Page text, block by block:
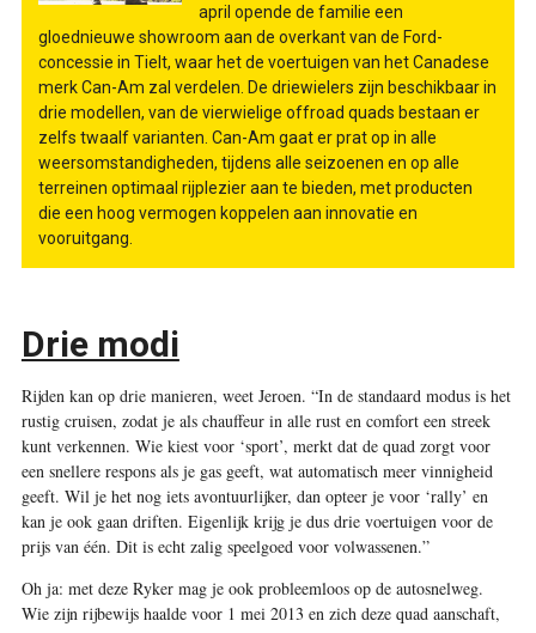
april opende de familie een
gloednieuwe showroom aan de overkant van de Ford-
concessie in Tielt, waar het de voertuigen van het Canadese
merk Can-Am zal verdelen. De driewielers zijn beschikbaar in
drie modellen, van de vierwielige offroad quads bestaan er
zelfs twaalf varianten. Can-Am gaat er prat op in alle
weersomstandigheden, tijdens alle seizoenen en op alle
terreinen optimaal rijplezier aan te bieden, met producten
die een hoog vermogen koppelen aan innovatie en
vooruitgang.
Drie modi
Rijden kan op drie manieren, weet Jeroen. “In de standaard modus is het
rustig cruisen, zodat je als chauffeur in alle rust en comfort een streek
kunt verkennen. Wie kiest voor ‘sport’, merkt dat de quad zorgt voor
een snellere respons als je gas geeft, wat automatisch meer vinnigheid
geeft. Wil je het nog iets avontuurlijker, dan opteer je voor ‘rally’ en
kan je ook gaan driften. Eigenlijk krijg je dus drie voertuigen voor de
prijs van één. Dit is echt zalig speelgoed voor volwassenen.”
Oh ja: met deze Ryker mag je ook probleemloos op de autosnelweg.
Wie zijn rijbewijs haalde voor 1 mei 2013 en zich deze quad aanschaft,